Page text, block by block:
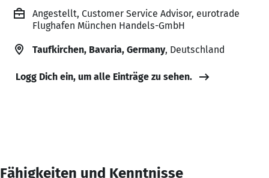
Angestellt, Customer Service Advisor, eurotrade
Flughafen München Handels-GmbH
Taufkirchen, Bavaria, Germany, Deutschland
Logg Dich ein, um alle Einträge zu sehen.
Fähigkeiten und Kenntnisse